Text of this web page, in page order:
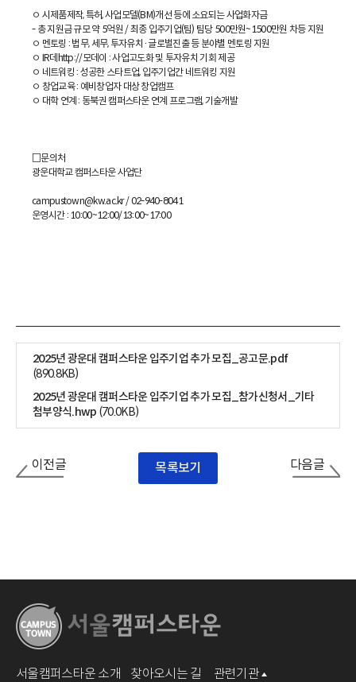
ㅇ 시제품제작, 특허, 사업모델(BM)개선 등에 소요되는 사업화자금
- 총 지원금 규모 약 5억원 / 최종 입주기업(팀) 팀당 500만원~1500만원 차등 지원
ㅇ 멘토링 : 법무, 세무, 투자유치·글로벌진출 등 분야별 멘토링 지원
ㅇ IR데http://모데이 : 사업고도화 및 투자유치 기회 제공
ㅇ 네트워킹 : 성공한 스타트업, 입주기업간 네트워킹 지원
ㅇ 창업교육 : 예비창업자 대상 창업캠프
ㅇ 대학 연계 : 동북권 캠퍼스타운 연계 프로그램, 기술개발
□문의처
광운대학교 캠퍼스타운 사업단
campustown@kw.ac.kr / 02-940-8041
운영시간 : 10:00~12:00/13:00~17:00
2025년 광운대 캠퍼스타운 입주기업 추가 모집_공고문.pdf
(890.8KB)
2025년 광운대 캠퍼스타운 입주기업 추가 모집_참가신청서_기타
첨부양식.hwp (70.0KB)
이전글 목록보기 다음글
서울캠퍼스타운 소개 찾아오시는 길 관련기관